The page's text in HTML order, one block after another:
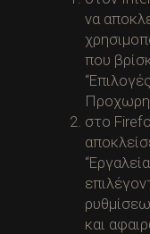
να
που
στο
και